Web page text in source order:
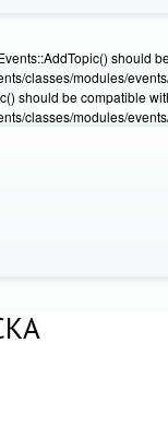
should
classes/modules/
should be compatible
classes/modules/